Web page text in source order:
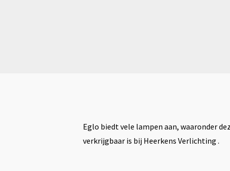
Eglo biedt vele lampen aan, waaronder
verkrijgbaar is bij Heerkens Verlichting .